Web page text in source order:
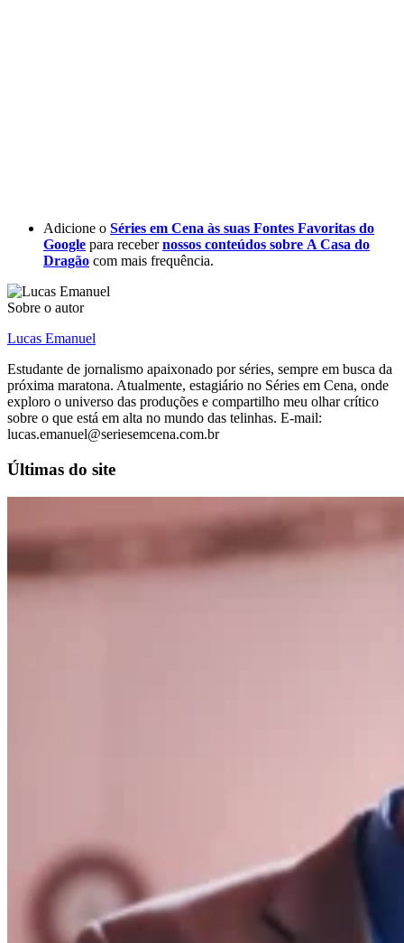
Adicione o Séries em Cena às suas Fontes Favoritas do
Google para recebernossos conteúdos sobre A Casa do
Dragão com mais frequência.
Sobre o autor
Lucas Emanuel
Estudante de jornalismo apaixonado por séries, sempre em busca da
próxima maratona. Atualmente, estagiário no Séries em Cena, onde
exploro o universo das produções e compartilho meu olhar crítico
sobre o que está em alta no mundo das telinhas. E-mail:
lucas.emanuel@seriesemcena.com.br
Últimas do site